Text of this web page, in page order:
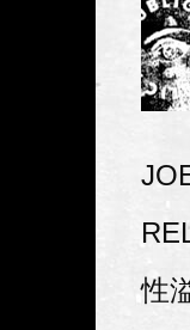
性